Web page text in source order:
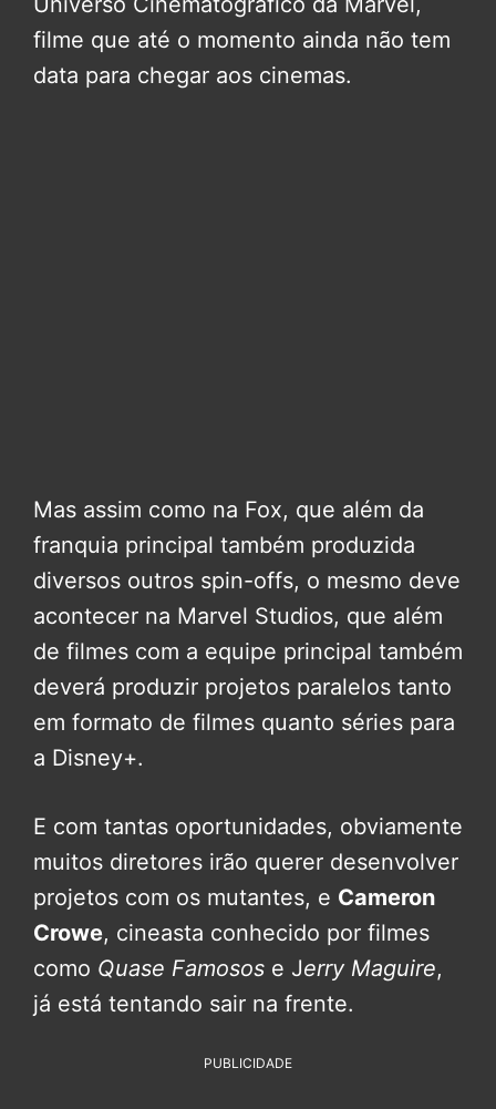
filme que até o momento ainda não tem
data para chegar aos cinemas.
Mas assim como na Fox, que além da
franquia principal também produzida
diversos outros spin-offs, o mesmo deve
acontecer na Marvel Studios, que além
de filmes com a equipe principal também
deverá produzir projetos paralelos tanto
em formato de filmes quanto séries para
a Disney+.
E com tantas oportunidades, obviamente
muitos diretores irão querer desenvolver
projetos com os mutantes, e Cameron
Crowe, cineasta conhecido por filmes
como Quase Famosos e Jerry Maguire,
já está tentando sair na frente.
PUBLICIDADE